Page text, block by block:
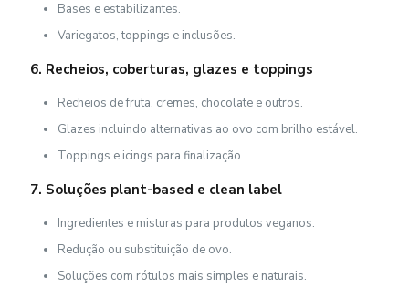
Bases e estabilizantes.
Variegatos, toppings e inclusões.
6. Recheios, coberturas, glazes e toppings
Recheios de fruta, cremes, chocolate e outros.
Glazes incluindo alternativas ao ovo com brilho estável.
Toppings e icings para finalização.
7. Soluções plant-based e clean label
Ingredientes e misturas para produtos veganos.
Redução ou substituição de ovo.
Soluções com rótulos mais simples e naturais.